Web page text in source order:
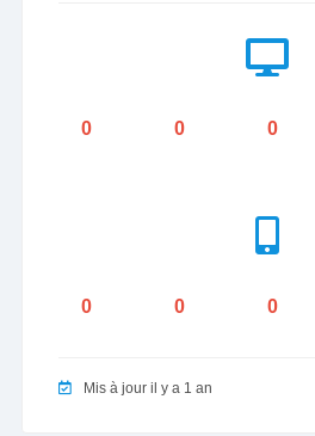
0 0 0
0 0 0
Mis à jour il y a 1 an